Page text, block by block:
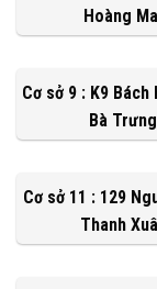
Hoàng
Cơ sở 9 : K9 Bách
Bà Trưng
Cơ sở 11 : 129
Thanh